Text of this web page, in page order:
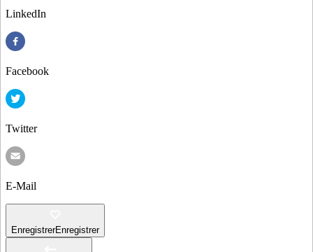
LinkedIn
Facebook
Twitter
E-Mail
EnregistrerEnregistrer